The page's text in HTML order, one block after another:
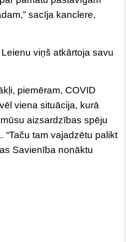
sacīja kanclere,
viņš atkārtoja savu
piemēram, COVID
viena situācija, kurā
aizsardzības spēju
“Taču tam vajadzētu palikt
Savienība nonāktu